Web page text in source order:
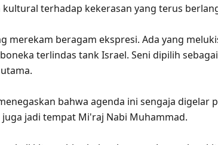
terhadap kekerasan yang terus
merekam beragam ekspresi. Ada yang
terlindas tank Israel. Seni dipilih
bahwa agenda ini sengaja digelar
jadi tempat Mi'raj Nabi Muhammad.